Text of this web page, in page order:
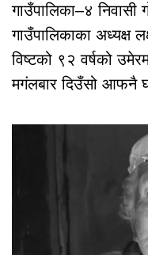
गाउँपालिका–४ निवासी
गाउँपालिकाका अध्यक्ष
विष्टको ९२ वर्षको
मगंलबार दिउँसो आफनै